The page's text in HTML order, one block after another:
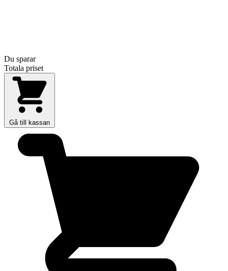
Du sparar
Totala priset
Gå till kassan